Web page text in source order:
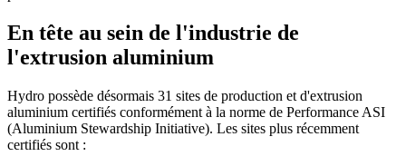
En tête au sein de l'industrie de
l'extrusion aluminium
Hydro possède désormais 31 sites de production et d'extrusion
aluminium certifiés conformément à la norme de Performance ASI
(Aluminium Stewardship Initiative). Les sites plus récemment
certifiés sont :